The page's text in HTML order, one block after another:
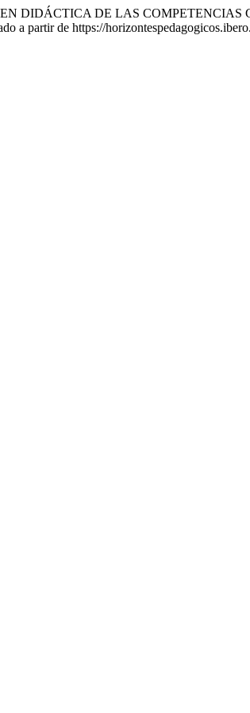
DIDÁCTICA DE LAS
a partir de https://